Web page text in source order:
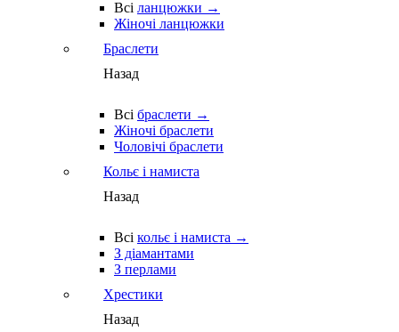
Всі ланцюжки →
Жіночі ланцюжки
Браслети
Назад
Всі браслети →
Жіночі браслети
Чоловічі браслети
Кольє і намиста
Назад
Всі кольє і намиста →
З діамантами
З перлами
Хрестики
Назад